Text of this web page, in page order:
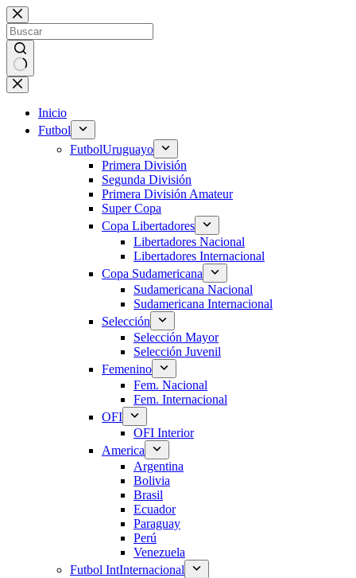
Saltar
al
contenido
Sin
resultados
Inicio
Futbol
FutbolUruguayo
Primera División
Segunda División
Primera División Amateur
Super Copa
Copa Libertadores
Libertadores Nacional
Libertadores Internacional
Copa Sudamericana
Sudamericana Nacional
Sudamericana Internacional
Selección
Selección Mayor
Selección Juvenil
Femenino
Fem. Nacional
Fem. Internacional
OFI
OFI Interior
America
Argentina
Bolivia
Brasil
Ecuador
Paraguay
Perú
Venezuela
Futbol IntInternacional